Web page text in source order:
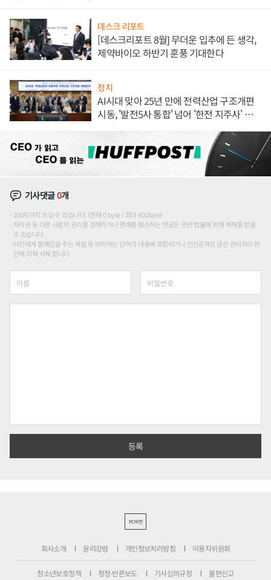
데스크 리포트
[데스크리포트 8월] 무더운 입추에 든 생각,
제약바이오 하반기 훈풍 기대한다
정치
AI시대 맞아 25년 만에 전력산업 구조개편
시동, '발전5사 통합' 넘어 '한전 지주사' 재편
기사댓글0개
200자까지 쓰실 수 있습니다. (현재 0 byte / 최대 400byte)
저작권 등 다른 사람의 권리를 침해하거나 명예를 훼손하는 댓글은 관련 법률에 의해 제재를 받을
수 있습니다.
타인에게 불쾌감을 주는 욕설 등 비하하는 단어가 내용에 포함되거나 인신공격성 글은 관리자의 판
단에 의해 삭제 합니다.
PC버전
회사소개 윤리강령 개인정보처리방침 이용자위원회
청소년보호정책 정정·반론보도 기사심의규정 불편신고